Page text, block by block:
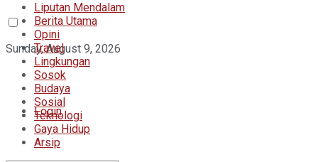
Sunday, August 9, 2026
Login
Liputan Mendalam
Berita Utama
Opini
Travel
Lingkungan
Sosok
Budaya
Sosial
Teknologi
Gaya Hidup
Arsip